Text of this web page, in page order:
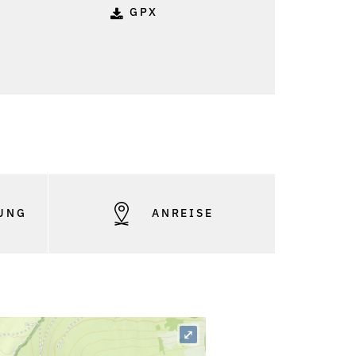
GPX
ANREISE
⤢